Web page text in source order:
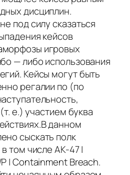
дисциплин.
под силу сказаться
кейсов
игровых
— либо использования
Кейсы могут быть
регалии по (по
е.) участием буква
данном
сыскать полк
том числе AK-47 |
| Containment Breach.